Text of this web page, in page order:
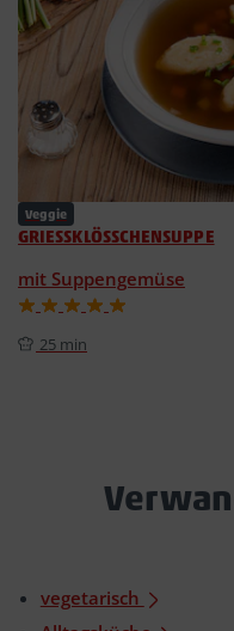
Veggie
GRIESSKLÖSSCHENSUPPE
mit Suppengemüse
25 min
vegetarisch